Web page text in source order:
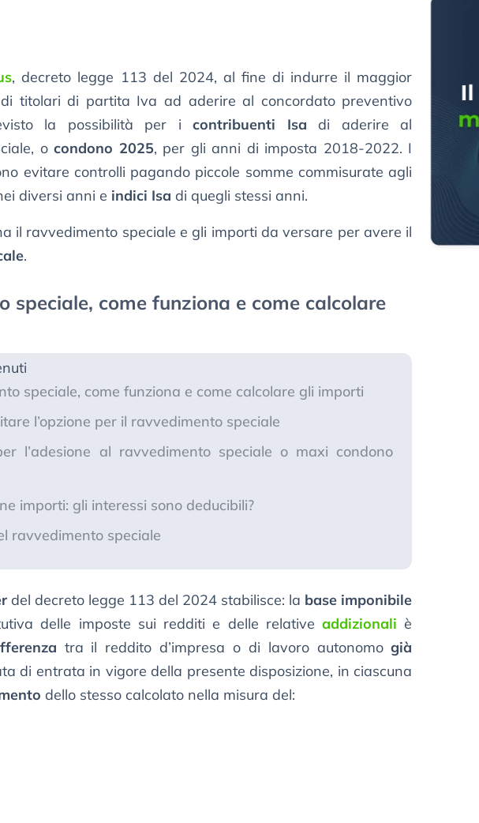
, decreto legge 113 del 2024, al fine di indurre il maggior
di titolari di partita Iva ad aderire al concordato preventivo
la possibilità per icontribuenti Isa di aderire al
ocondono 2025, per gli anni di imposta 2018-2022. I
evitare controlli pagando piccole somme commisurate agli
diversi anni e indici Isa di quegli stessi anni.
il ravvedimento speciale e gli importi da versare per avere il
.
speciale, come funziona e come calcolare
speciale, come funziona e come calcolare gli importi
l’opzione per il ravvedimento speciale
l’adesione al ravvedimento speciale o maxi condono
importi: gli interessi sono deducibili?
ravvedimento speciale
del decreto legge 113 del 2024 stabilisce: la base imponibile
delle imposte sui redditi e delle relativeaddizionali è
tra il reddito d’impresa o di lavoro autonomogià
di entrata in vigore della presente disposizione, in ciascuna
dello stesso calcolato nella misura del: